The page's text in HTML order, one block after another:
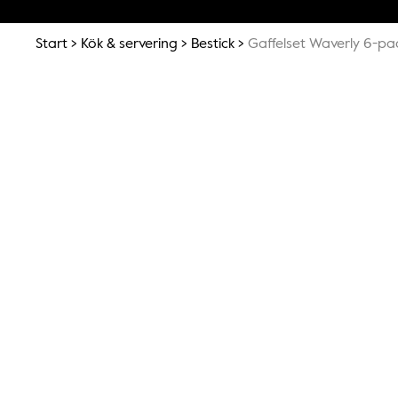
Start Kök & servering Bestick Gaffelset Waverly 6-